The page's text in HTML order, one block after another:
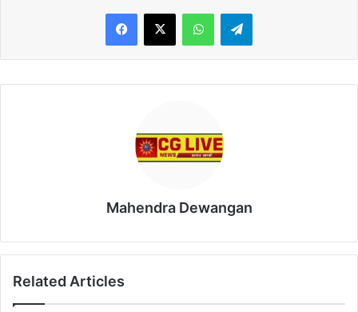
WhatsAppTelegram
Mahendra Dewangan
Related Articles